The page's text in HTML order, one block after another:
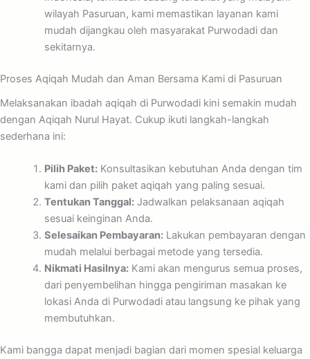
wilayah Pasuruan, kami memastikan layanan kami
mudah dijangkau oleh masyarakat Purwodadi dan
sekitarnya.
Proses Aqiqah Mudah dan Aman Bersama Kami di Pasuruan
Melaksanakan ibadah aqiqah di Purwodadi kini semakin mudah
dengan Aqiqah Nurul Hayat. Cukup ikuti langkah-langkah
sederhana ini:
Pilih Paket:Konsultasikan kebutuhan Anda dengan tim
kami dan pilih paket aqiqah yang paling sesuai.
Tentukan Tanggal:Jadwalkan pelaksanaan aqiqah
sesuai keinginan Anda.
Selesaikan Pembayaran:Lakukan pembayaran dengan
mudah melalui berbagai metode yang tersedia.
Nikmati Hasilnya:Kami akan mengurus semua proses,
dari penyembelihan hingga pengiriman masakan ke
lokasi Anda di Purwodadi atau langsung ke pihak yang
membutuhkan.
Kami bangga dapat menjadi bagian dari momen spesial keluarga